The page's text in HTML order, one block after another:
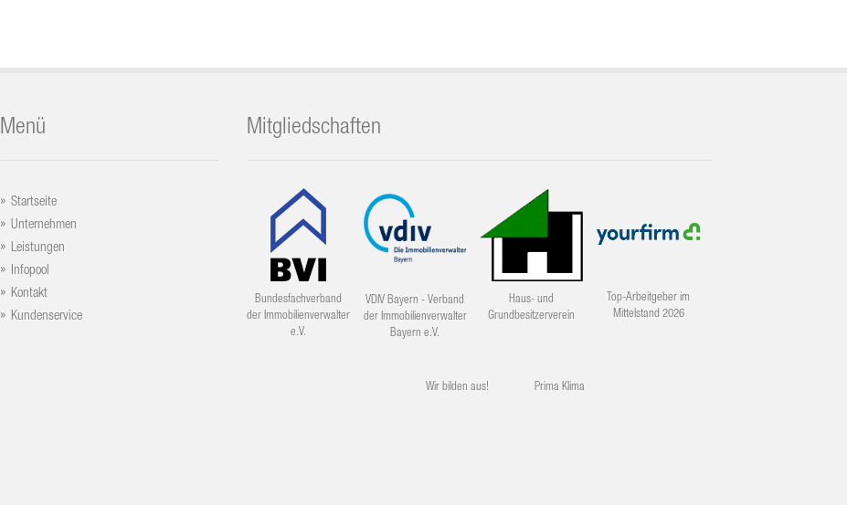
Menü
Startseite
Unternehmen
Leistungen
Infopool
Kontakt
Kundenservice
Mitgliedschaften
Bundesfachverband
der Immobilienverwalter
e.V.
VDIV Bayern - Verband
der Immobilienverwalter
Bayern e.V.
Haus- und
Grundbesitzerverein
Top-Arbeitgeber im
Mittelstand 2026
Wir bilden aus! Prima Klima